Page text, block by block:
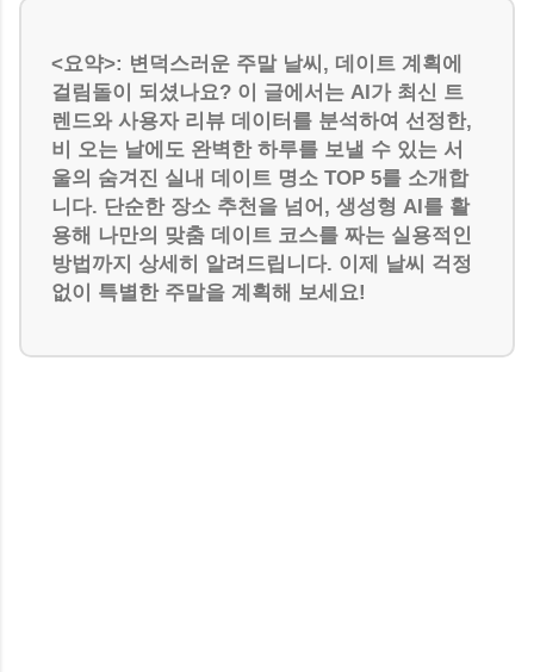
<요약>: 변덕스러운 주말 날씨, 데이트 계획에
걸림돌이 되셨나요? 이 글에서는 AI가 최신 트
렌드와 사용자 리뷰 데이터를 분석하여 선정한,
비 오는 날에도 완벽한 하루를 보낼 수 있는 서
울의 숨겨진 실내 데이트 명소 TOP 5를 소개합
니다. 단순한 장소 추천을 넘어, 생성형 AI를 활
용해 나만의 맞춤 데이트 코스를 짜는 실용적인
방법까지 상세히 알려드립니다. 이제 날씨 걱정
없이 특별한 주말을 계획해 보세요!